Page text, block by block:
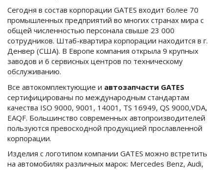
Сегодня в состав корпорации GATES входит более 70
промышленных предприятий во многих странах мира с
общей численностью персонала свыше 23 000
сотрудников. Штаб-квартира корпорации находится в г.
Денвер (США). В Европе компания открыла 9 крупных
заводов и 6 сервисных центров по техническому
обслуживанию.
Все автокомплектующие и автозапчасти GATES
сертифицированы по международным стандартам
качества ISO 9000, 9001, 14001, TS 16949, QS 9000,VDA,
EAQF. Большинство современных автопроизводителей
пользуются превосходной продукцией прославленной
корпорации.
Изделия с логотипом компании GATES можно встретить
на автомобилях различных марок: Mercedes Benz, Audi,